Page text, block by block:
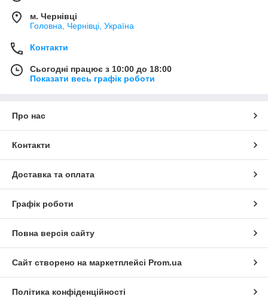
м. Чернівці
Головна, Чернівці, Україна
Контакти
Сьогодні працює з 10:00 до 18:00
Показати весь графік роботи
Про нас
Контакти
Доставка та оплата
Графік роботи
Повна версія сайту
Сайт створено на маркетплейсі Prom.ua
Політика конфіденційності